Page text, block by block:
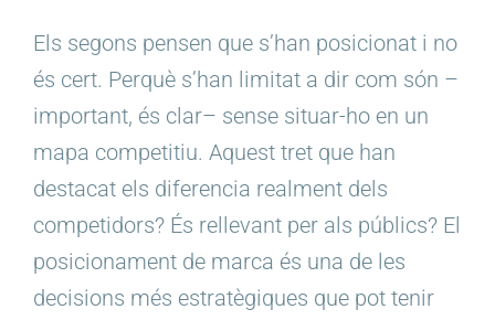
Els segons pensen que s’han posicionat i no
és cert. Perquè s’han limitat a dir com són –
important, és clar– sense situar-ho en un
mapa competitiu. Aquest tret que han
destacat els diferencia realment dels
competidors? És rellevant per als públics? El
posicionament de marca és una de les
decisions més estratègiques que pot tenir